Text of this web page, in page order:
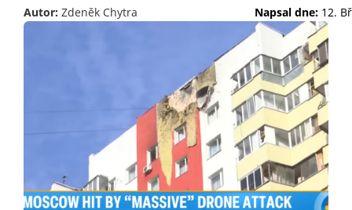
Autor: Zdeněk Chytra Napsal dne: 12.